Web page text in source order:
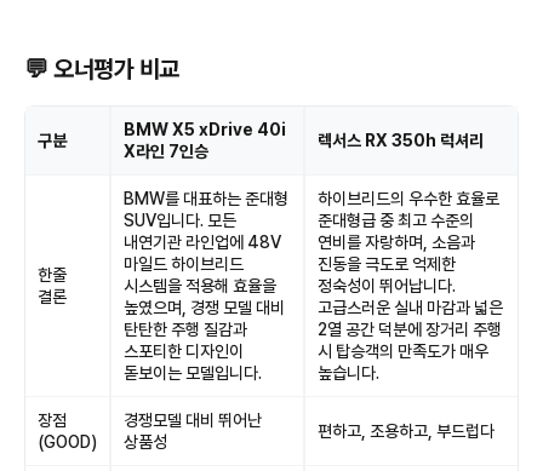
💬 오너평가 비교
구분
BMW X5 xDrive 40i
X라인 7인승
렉서스 RX 350h 럭셔리
한줄
결론
BMW를 대표하는 준대형
SUV입니다. 모든
내연기관 라인업에 48V
마일드 하이브리드
시스템을 적용해 효율을
높였으며, 경쟁 모델 대비
탄탄한 주행 질감과
스포티한 디자인이
돋보이는 모델입니다.
하이브리드의 우수한 효율로
준대형급 중 최고 수준의
연비를 자랑하며, 소음과
진동을 극도로 억제한
정숙성이 뛰어납니다.
고급스러운 실내 마감과 넓은
2열 공간 덕분에 장거리 주행
시 탑승객의 만족도가 매우
높습니다.
장점
(GOOD)
경쟁모델 대비 뛰어난
상품성
편하고, 조용하고, 부드럽다